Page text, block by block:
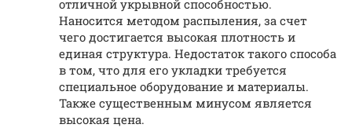
отличной укрывной способностью.
Наносится методом распыления, за счет
чего достигается высокая плотность и
единая структура. Недостаток такого способа
в том, что для его укладки требуется
специальное оборудование и материалы.
Также существенным минусом является
высокая цена.